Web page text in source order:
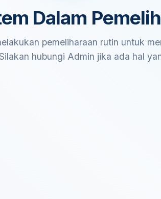
Dalam
pemeliharaan rutin untuk
hubungi Admin jika ada hal